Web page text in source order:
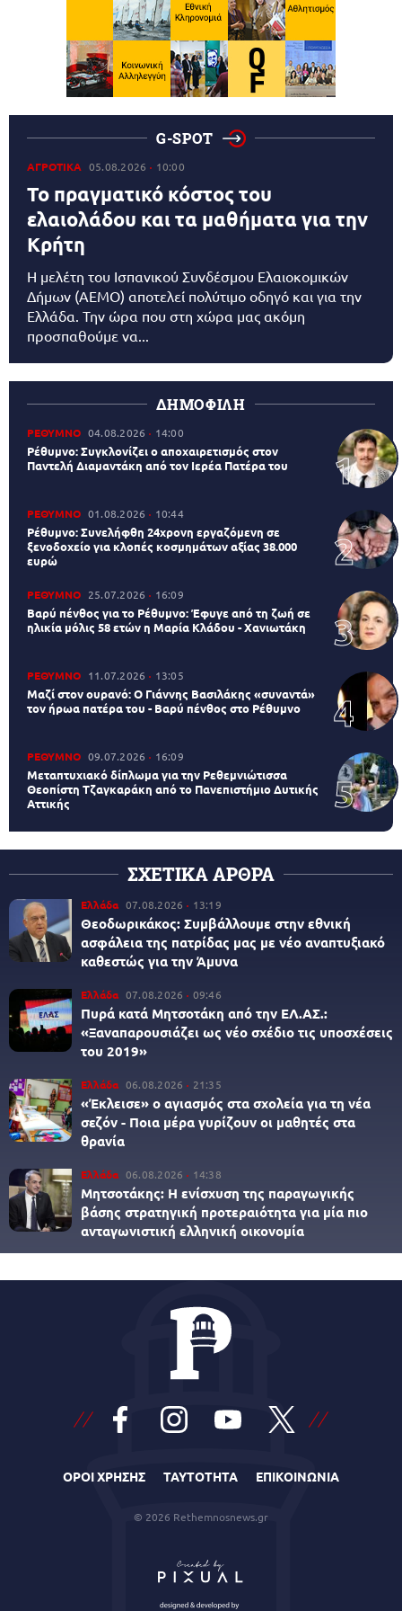
G-SPOT
ΑΓΡΟΤΙΚΑ 05.08.2026 10:00
Το πραγματικό κόστος του
ελαιολάδου και τα μαθήματα για την
Κρήτη
Η μελέτη του Ισπανικού Συνδέσμου Ελαιοκομικών
Δήμων (AEMO) αποτελεί πολύτιμο οδηγό και για την
Ελλάδα. Την ώρα που στη χώρα μας ακόμη
προσπαθούμε να...
ΔΗΜΟΦΙΛΗ
ΡΕΘΥΜΝΟ 04.08.2026 14:00
Ρέθυμνο: Συγκλονίζει ο αποχαιρετισμός στον
Παντελή Διαμαντάκη από τον Ιερέα Πατέρα του
ΡΕΘΥΜΝΟ 01.08.2026 10:44
Ρέθυμνο: Συνελήφθη 24χρονη εργαζόμενη σε
ξενοδοχείο για κλοπές κοσμημάτων αξίας 38.000
ευρώ
ΡΕΘΥΜΝΟ 25.07.2026 16:09
Βαρύ πένθος για το Ρέθυμνο: Έφυγε από τη ζωή σε
ηλικία μόλις 58 ετών η Μαρία Κλάδου - Χανιωτάκη
ΡΕΘΥΜΝΟ 11.07.2026 13:05
Μαζί στον ουρανό: Ο Γιάννης Βασιλάκης «συναντά»
τον ήρωα πατέρα του - Βαρύ πένθος στο Ρέθυμνο
ΡΕΘΥΜΝΟ 09.07.2026 16:09
Μεταπτυχιακό δίπλωμα για την Ρεθεμνιώτισσα
Θεοπίστη Τζαγκαράκη από το Πανεπιστήμιο Δυτικής
Αττικής
ΣΧΕΤΙΚΑ ΑΡΘΡΑ
Ελλάδα 07.08.2026 13:19
Θεοδωρικάκος: Συμβάλλουμε στην εθνική
ασφάλεια της πατρίδας μας με νέο αναπτυξιακό
καθεστώς για την Άμυνα
Ελλάδα 07.08.2026 09:46
Πυρά κατά Μητσοτάκη από την ΕΛ.ΑΣ.:
«Ξαναπαρουσιάζει ως νέο σχέδιο τις υποσχέσεις
του 2019»
Ελλάδα 06.08.2026 21:35
«Έκλεισε» ο αγιασμός στα σχολεία για τη νέα
σεζόν - Ποια μέρα γυρίζουν οι μαθητές στα
θρανία
Ελλάδα 06.08.2026 14:38
Μητσοτάκης: Η ενίσχυση της παραγωγικής
βάσης στρατηγική προτεραιότητα για μία πιο
ανταγωνιστική ελληνική οικονομία
ΟΡΟΙ ΧΡΗΣΗΣ ΤΑΥΤΟΤΗΤΑ ΕΠΙΚΟΙΝΩΝΙΑ
© 2026 Rethemnosnews.gr